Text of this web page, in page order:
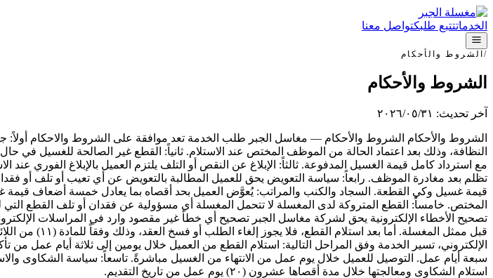
الخدماتتتبع طلبكتواصل معنا
/ الشروط والأحكام
الشروط والأحكام
آخر تحديث: ٣١‏/٠٥‏/٢٠٢٦
الشروط والأحكام الشروط والأحكام — مغاسل الجبر طلب الخدمة تعد موافقة على الشروط والاحكام
النظافة، وذلك بعد اعتماد الحالة من الموظف المختص عند الاستلام. ثانياً: القطع غير الصالحة للغسيل
مع استرداد كامل قيمة الغسيل المدفوعة. ثالثاً: الإبلاغ عن النقص أو التلف يلتزم العميل بالإبلاغ
تظلم بعد مغادرة الموظف. رابعاً: سياسة التعويض يحق للعميل المطالبة بالتعويض عن أي تعيب أو تلف أو
قيمة غسيل وكي القطعة. السجاد والكنب والمراتب: يُعوَّض العميل بحد أقصاه بما يعادل خمسة أضعاف
المختص. خامساً: القطع المتروكة لدى المغسلة لا تتحمل المغسلة أي مسؤولية عن فقدان أو تلف القطع
تصحيح الأخطاء الإلكترونية يحق لشركة مغاسل الجبر تصحيح أي خطأ غير مقصود وارد في المراسلات
قبل ممثل
الإلكتروني، تسير الخدمة وفق المراحل التالية: استلام القطع من العميل خلال يومين إلى ثلاثة أيام
استلام الشكاوى ومعالجتها خلال مدة أقصاها عشرون (٢٠) يوم عمل من تاريخ التقديم.